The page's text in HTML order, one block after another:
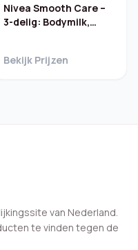
Nivea Smooth Care –
3-delig: Bodymilk,
Bekijk Prijzen
van Nederland.
te vinden tegen de